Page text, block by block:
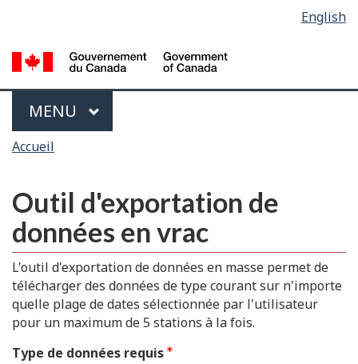
main
content
la
version
HTML
la
langue
English
Menu
MAIN
MENU
Vous
Accueil
Outil d'exportation de
données en vrac
L'outil d'exportation de données en masse permet de
télécharger des données de type courant sur n'importe
quelle plage de dates sélectionnée par l'utilisateur
pour un maximum de 5 stations à la fois.
Type de données requis